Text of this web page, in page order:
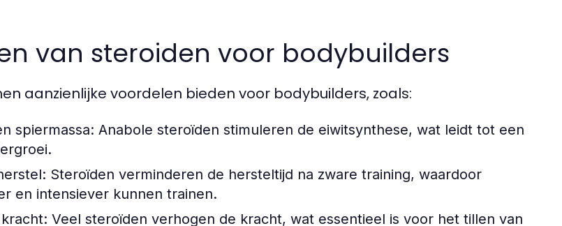
van steroiden voor bodybuilders
aanzienlijke voordelen bieden voor bodybuilders, zoals:
spiermassa: Anabole steroïden stimuleren de eiwitsynthese, wat leidt tot een
Steroïden verminderen de hersteltijd na zware training, waardoor
en intensiever kunnen trainen.
Veel steroïden verhogen de kracht, wat essentieel is voor het tillen van